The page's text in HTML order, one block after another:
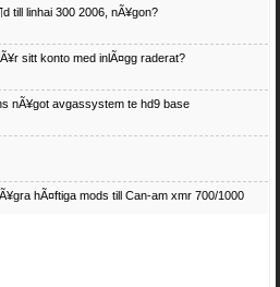
till linhai 300 2006, nÃ¥gon?
sitt konto med inlÃ¤gg raderat?
nÃ¥got avgassystem te hd9 base
hÃ¤ftiga mods till Can-am xmr 700/1000
fyrhjulingar. Jag betalar bra och du kan nÃ¥ mig
ifall du har en som du vill sÃ¤lja